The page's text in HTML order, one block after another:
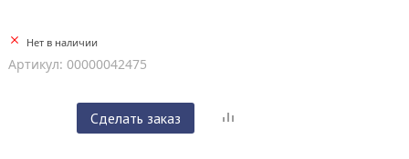
Нет в наличии
Артикул: 00000042475
Сделать заказ